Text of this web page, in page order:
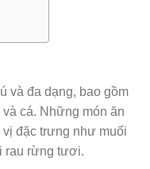
và đa dạng, bao gồm
cá. Những món ăn
đặc trưng như muối
rau rừng tươi.